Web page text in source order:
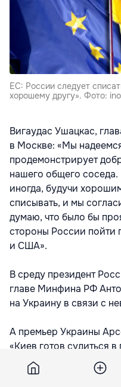
ЕС: России следует
хорошему другу». Фото:
Вигаудас Ушацкас,
в Москве: «Мы
продемонстрирует
нашего общего
иногда, будучи
списывать, и мы
думаю, что было бы
стороны России пойти
и США».
В среду президент
главе Минфина РФ
на Украину в связи с
А премьер Украины
«Киев готов судиться
цитирует «Интерфакс».